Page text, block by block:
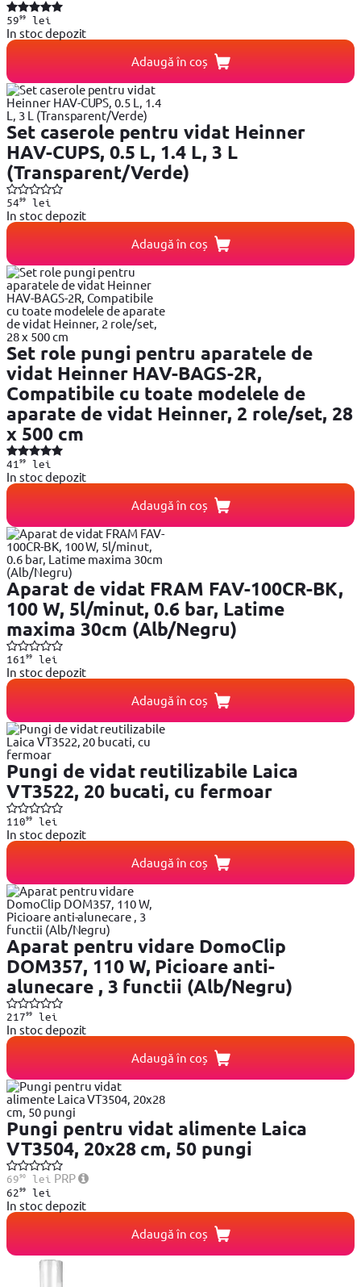
5999lei
In stoc depozit
Adaugă în coș
Set caserole pentru vidat Heinner
HAV-CUPS, 0.5 L, 1.4 L, 3 L
(Transparent/Verde)
5499lei
In stoc depozit
Adaugă în coș
Set role pungi pentru aparatele de
vidat Heinner HAV-BAGS-2R,
Compatibile cu toate modelele de
aparate de vidat Heinner, 2 role/set, 28
x 500 cm
41 99lei
In stoc depozit
Adaugă în coș
Aparat de vidat FRAM FAV-100CR-BK,
100 W, 5l/minut, 0.6 bar, Latime
maxima 30cm (Alb/Negru)
161 99lei
In stoc depozit
Adaugă în coș
Pungi de vidat reutilizabile Laica
VT3522, 20 bucati, cu fermoar
11099lei
In stoc depozit
Adaugă în coș
Aparat pentru vidare DomoClip
DOM357, 110 W, Picioare anti-
alunecare , 3 functii (Alb/Negru)
21799lei
In stoc depozit
Adaugă în coș
Pungi pentru vidat alimente Laica
VT3504, 20x28 cm, 50 pungi
6990lei PRP
6299lei
In stoc depozit
Adaugă în coș